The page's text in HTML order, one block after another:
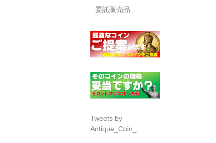
委託販売品
Tweets by
Antique_Coin_